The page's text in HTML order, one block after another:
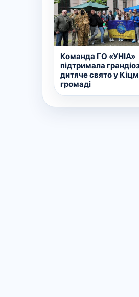
Команда ГО «УНІА»
підтримала
дитяче свято у
громаді